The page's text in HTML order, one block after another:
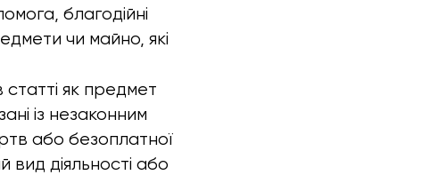
благодійні
чи майно, які
як предмет
із незаконним
або безоплатної
діяльності або